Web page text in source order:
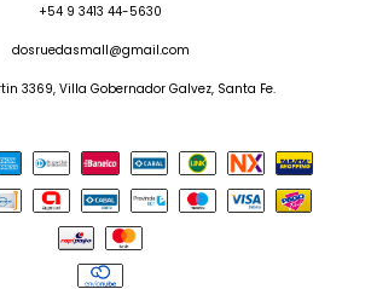
+54 9 3413 44-5630
dosruedasmall@gmail.com
3369, Villa Gobernador Galvez, Santa Fe.